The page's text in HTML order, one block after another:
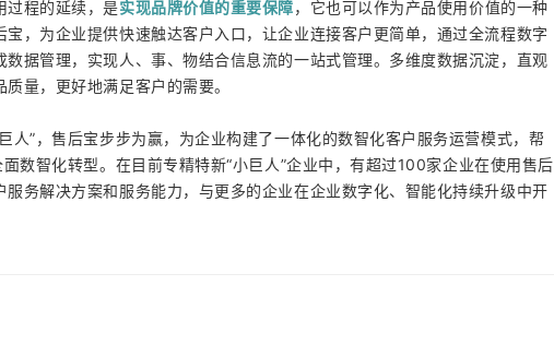
过程的延续，是实现品牌价值的重要保障，它也可以作为产品使用价值的一种
，为企业提供快速触达客户入口，让企业连接客户更简单，通过全流程数字
据管理，实现人、事、物结合信息流的一站式管理。多维度数据沉淀，直观
量，更好地满足客户的需要。
人”，售后宝步步为赢，为企业构建了一体化的数智化客户服务运营模式，帮
数智化转型。在目前专精特新“小巨人”企业中，有超过100家企业在使用售后
务解决方案和服务能力，与更多的企业在企业数字化、智能化持续升级中开